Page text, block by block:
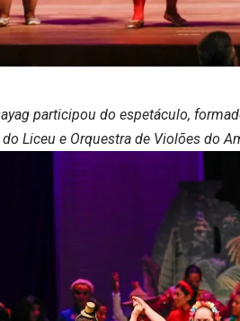
participou do espetáculo,
Liceu e Orquestra de Violões do